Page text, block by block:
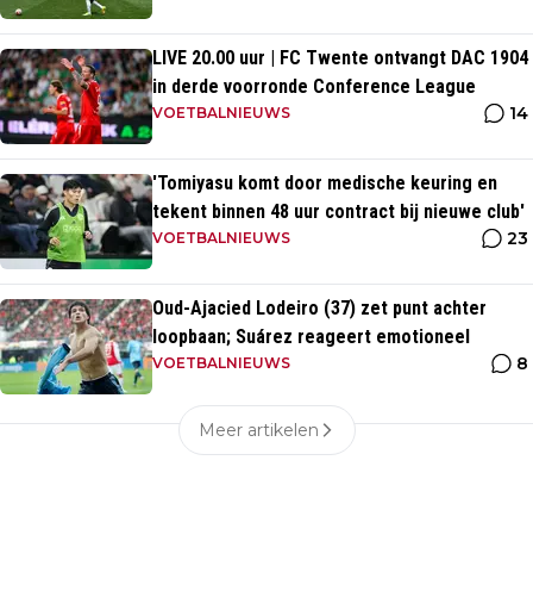
LIVE 20.00 uur | FC Twente ontvangt DAC 1904
in derde voorronde Conference League
VOETBALNIEUWS 14
'Tomiyasu komt door medische keuring en
tekent binnen 48 uur contract bij nieuwe club'
VOETBALNIEUWS 23
Oud-Ajacied Lodeiro (37) zet punt achter
loopbaan; Suárez reageert emotioneel
VOETBALNIEUWS 8
Meer artikelen